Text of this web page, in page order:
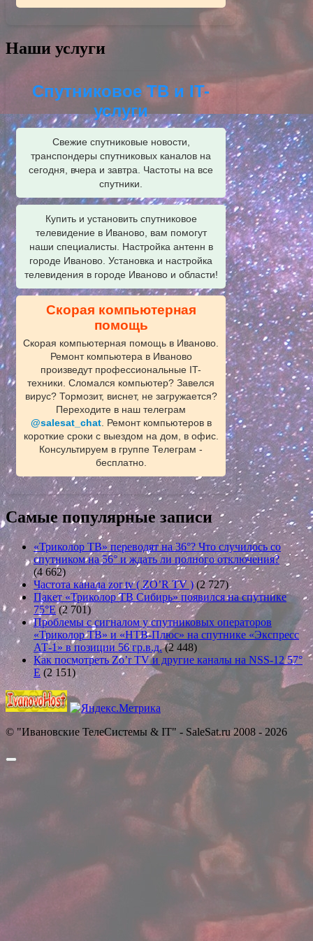
Наши услуги
Спутниковое ТВ и IT-
услуги
Свежие спутниковые новости,
транспондеры спутниковых каналов на
сегодня, вчера и завтра. Частоты на все
спутники.
Купить и установить спутниковое
телевидение в Иваново, вам помогут
наши специалисты. Настройка антенн в
городе Иваново. Установка и настройка
телевидения в городе Иваново и области!
Скорая компьютерная
помощь
Скорая компьютерная помощь в Иваново.
Ремонт компьютера в Иваново
произведут профессиональные IT-
техники. Сломался компьютер? Завелся
вирус? Тормозит, виснет, не загружается?
Переходите в наш телеграм
@salesat_chat. Ремонт компьютеров в
короткие сроки с выездом на дом, в офис.
Консультируем в группе Телеграм -
бесплатно.
Самые популярные записи
«Триколор ТВ» переводят на 36°? Что случилось со
спутником на 56° и ждать ли полного отключения?
(4 662)
Частота канала zor tv ( ZO’R TV ) (2 727)
Пакет «Триколор ТВ Сибирь» появился на спутнике
75°E (2 701)
Проблемы с сигналом у спутниковых операторов
«Триколор ТВ» и «НТВ-Плюс» на спутнике «Экспресс
АТ-1» в позиции 56 гр.в.д. (2 448)
Как посмотреть Zo’r TV и другие каналы на NSS-12 57°
E (2 151)
© "Ивановские ТелеСистемы & IT" - SaleSat.ru 2008 - 2026
Прокрутить